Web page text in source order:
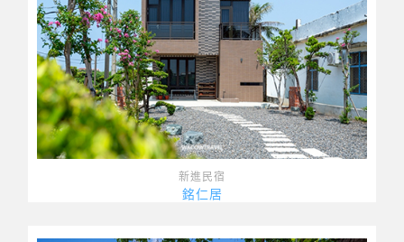
新進民宿
銘仁居